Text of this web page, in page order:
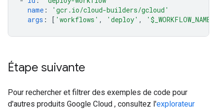
name :
'gcr.io/cloud-builders/gcloud'
args : [ 'workflows' , 'deploy' ,
Étape suivante
Pour rechercher et filtrer des exemples de code pour
d'autres produits Google Cloud , consultez l'explorateur